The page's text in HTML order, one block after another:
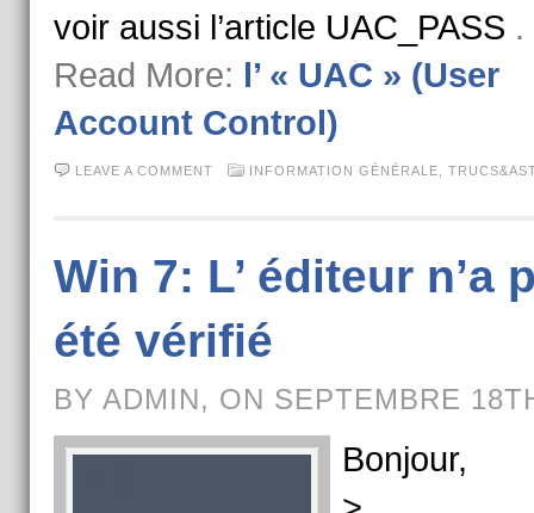
voir aussi l’article UAC_PASS
Read More: l’ « UAC » (User
Account Control)
LEAVE A COMMENT INFORMATION GÉNÉRALE
Win 7: L’ éditeur n’a
été vérifié
BY ADMIN, ON SEPTEMBRE
Bonjour,